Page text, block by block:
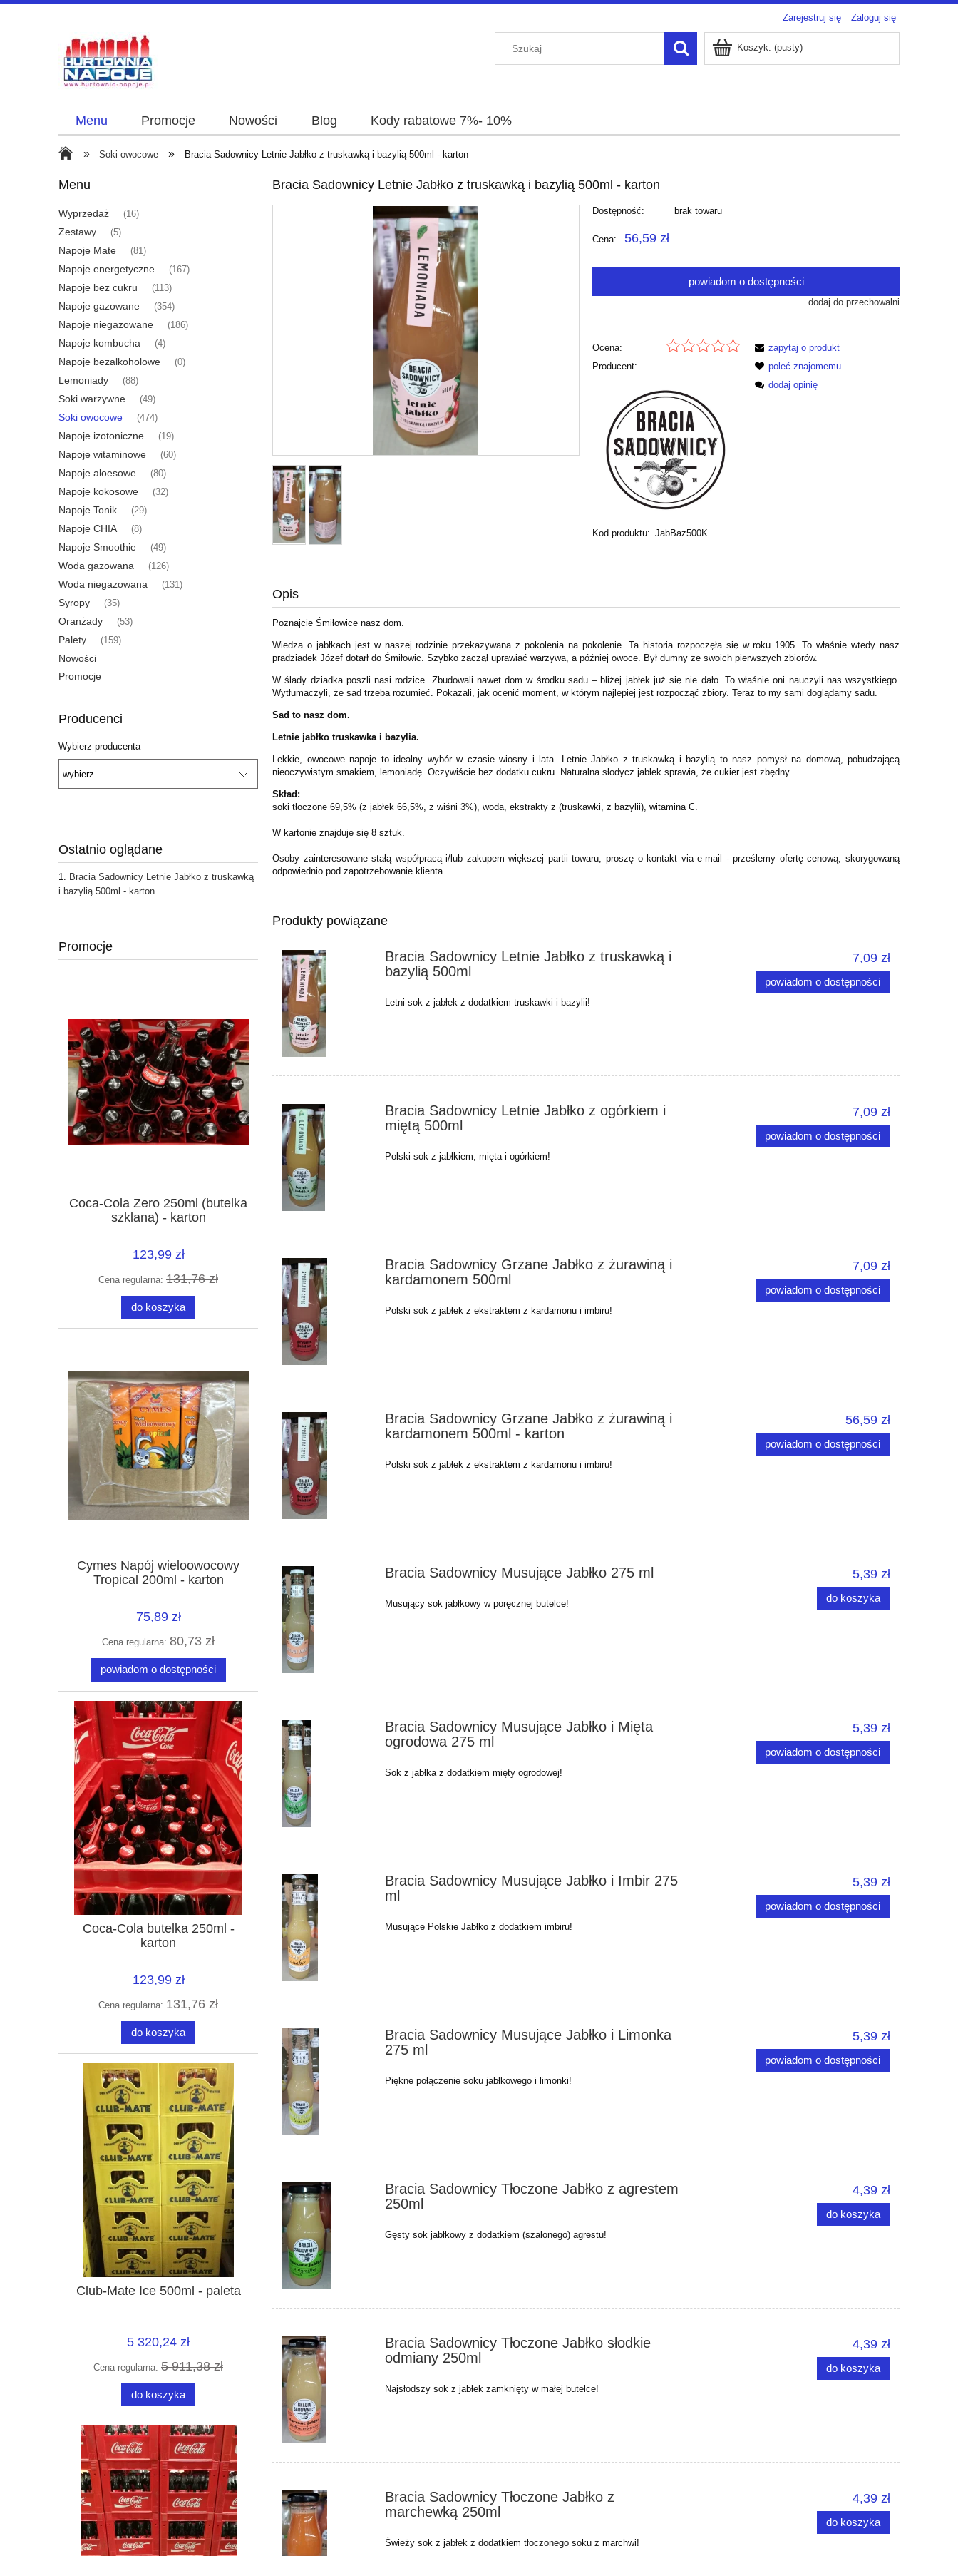
Zarejestruj się Zaloguj się
Koszyk: (pusty)
Menu Promocje Nowości Blog Kody rabatowe 7%- 10%
» Soki owocowe » Bracia Sadownicy Letnie Jabłko z truskawką i bazylią 500ml - karton
Menu
Wyprzedaż (16)
Zestawy (5)
Napoje Mate (81)
Napoje energetyczne (167)
Napoje bez cukru (113)
Napoje gazowane (354)
Napoje niegazowane (186)
Napoje kombucha (4)
Napoje bezalkoholowe (0)
Lemoniady (88)
Soki warzywne (49)
Soki owocowe (474)
Napoje izotoniczne (19)
Napoje witaminowe (60)
Napoje aloesowe (80)
Napoje kokosowe (32)
Napoje Tonik (29)
Napoje CHIA (8)
Napoje Smoothie (49)
Woda gazowana (126)
Woda niegazowana (131)
Syropy (35)
Oranżady (53)
Palety (159)
Nowości
Promocje
Producenci
Wybierz producenta
Ostatnio oglądane
Bracia Sadownicy Letnie Jabłko z truskawką
i bazylią 500ml - karton
Promocje
Coca-Cola Zero 250ml (butelka
szklana) - karton
123,99 zł
Cena regularna: 131,76 zł
do koszyka
Cymes Napój wieloowocowy
Tropical 200ml - karton
75,89 zł
Cena regularna: 80,73 zł
powiadom o dostępności
Coca-Cola butelka 250ml -
karton
123,99 zł
Cena regularna: 131,76 zł
do koszyka
Club-Mate Ice 500ml - paleta
5 320,24 zł
Cena regularna: 5 911,38 zł
do koszyka
Bracia Sadownicy Letnie Jabłko z truskawką i bazylią 500ml - karton
Dostępność: brak towaru
Cena: 56,59 zł
powiadom o dostępności
dodaj do przechowalni
Ocena:
Producent:
Kod produktu: JabBaz500K
zapytaj o produkt
poleć znajomemu
dodaj opinię
Opis
Poznajcie Śmiłowice nasz dom.
Wiedza o jabłkach jest w naszej rodzinie przekazywana z pokolenia na pokolenie. Ta historia rozpoczęła się w roku 1905. To właśnie wtedy nasz
pradziadek Józef dotarł do Śmiłowic. Szybko zaczął uprawiać warzywa, a później owoce. Był dumny ze swoich pierwszych zbiorów.
W ślady dziadka poszli nasi rodzice. Zbudowali nawet dom w środku sadu – bliżej jabłek już się nie dało. To właśnie oni nauczyli nas wszystkiego.
Wytłumaczyli, że sad trzeba rozumieć. Pokazali, jak ocenić moment, w którym najlepiej jest rozpocząć zbiory. Teraz to my sami doglądamy sadu.
Sad to nasz dom.
Letnie jabłko truskawka i bazylia.
Lekkie, owocowe napoje to idealny wybór w czasie wiosny i lata. Letnie Jabłko z truskawką i bazylią to nasz pomysł na domową, pobudzającą
nieoczywistym smakiem, lemoniadę. Oczywiście bez dodatku cukru. Naturalna słodycz jabłek sprawia, że cukier jest zbędny.
Skład:
soki tłoczone 69,5% (z jabłek 66,5%, z wiśni 3%), woda, ekstrakty z (truskawki, z bazylii), witamina C.
W kartonie znajduje się 8 sztuk.
Osoby zainteresowane stałą współpracą i/lub zakupem większej partii towaru, proszę o kontakt via e-mail - prześlemy ofertę cenową, skorygowaną
odpowiednio pod zapotrzebowanie klienta.
Produkty powiązane
Bracia Sadownicy Letnie Jabłko z truskawką i
bazylią 500ml
Letni sok z jabłek z dodatkiem truskawki i bazylii!
7,09 zł
powiadom o dostępności
Bracia Sadownicy Letnie Jabłko z ogórkiem i
miętą 500ml
Polski sok z jabłkiem, mięta i ogórkiem!
7,09 zł
powiadom o dostępności
Bracia Sadownicy Grzane Jabłko z żurawiną i
kardamonem 500ml
Polski sok z jabłek z ekstraktem z kardamonu i imbiru!
7,09 zł
powiadom o dostępności
Bracia Sadownicy Grzane Jabłko z żurawiną i
kardamonem 500ml - karton
Polski sok z jabłek z ekstraktem z kardamonu i imbiru!
56,59 zł
powiadom o dostępności
Bracia Sadownicy Musujące Jabłko 275 ml
Musujący sok jabłkowy w poręcznej butelce!
5,39 zł
do koszyka
Bracia Sadownicy Musujące Jabłko i Mięta
ogrodowa 275 ml
Sok z jabłka z dodatkiem mięty ogrodowej!
5,39 zł
powiadom o dostępności
Bracia Sadownicy Musujące Jabłko i Imbir 275
ml
Musujące Polskie Jabłko z dodatkiem imbiru!
5,39 zł
powiadom o dostępności
Bracia Sadownicy Musujące Jabłko i Limonka
275 ml
Piękne połączenie soku jabłkowego i limonki!
5,39 zł
powiadom o dostępności
Bracia Sadownicy Tłoczone Jabłko z agrestem
250ml
Gęsty sok jabłkowy z dodatkiem (szalonego) agrestu!
4,39 zł
do koszyka
Bracia Sadownicy Tłoczone Jabłko słodkie
odmiany 250ml
Najsłodszy sok z jabłek zamknięty w małej butelce!
4,39 zł
do koszyka
Bracia Sadownicy Tłoczone Jabłko z
marchewką 250ml
Świeży sok z jabłek z dodatkiem tłoczonego soku z marchwi!
4,39 zł
do koszyka